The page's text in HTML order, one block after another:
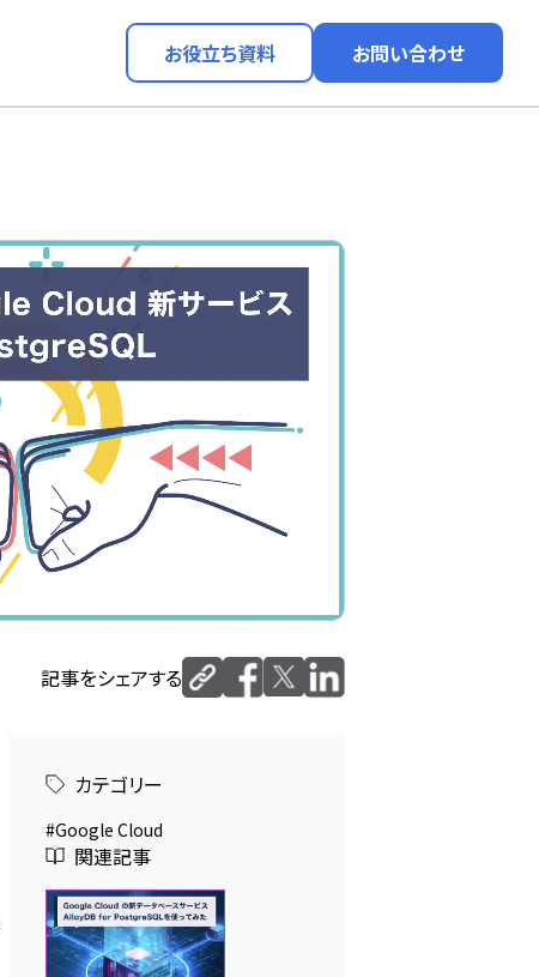
お役立ち資料 お問い合わせ
記事をシェアする
カテゴリー
Google Cloud
関連記事